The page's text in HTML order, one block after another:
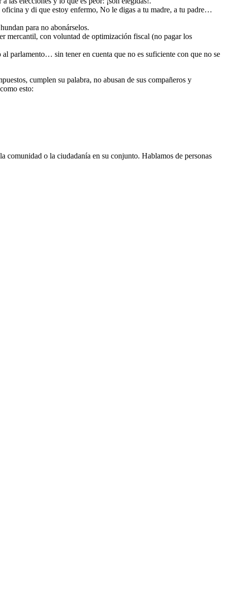
y di que estoy enfermo, No le digas a tu madre, a tu padre…
para no abonárselos.
mercantil, con voluntad de optimización fiscal (no pagar los
parlamento… sin tener en cuenta que no es suficiente con que no se
cumplen su palabra, no abusan de sus compañeros y
esto:
comunidad o la ciudadanía en su conjunto. Hablamos de personas